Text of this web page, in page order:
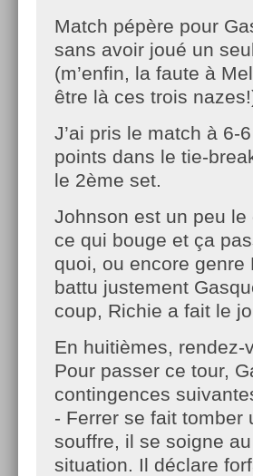
Match pépère pour
sans avoir joué un
(m’enfin, la faute à
être là ces trois
J’ai pris le match à 6-
points dans le tie-
le 2ème set.
Johnson est un peu
ce qui bouge et ça
quoi, ou encore genre
battu justement
coup, Richie a fait le
En huitièmes,
Pour passer ce tour,
contingences
- Ferrer se fait tomber
souffre, il se soigne
situation. Il déclare